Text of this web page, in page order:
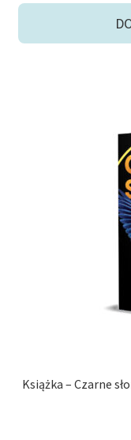
Książka – Czarne